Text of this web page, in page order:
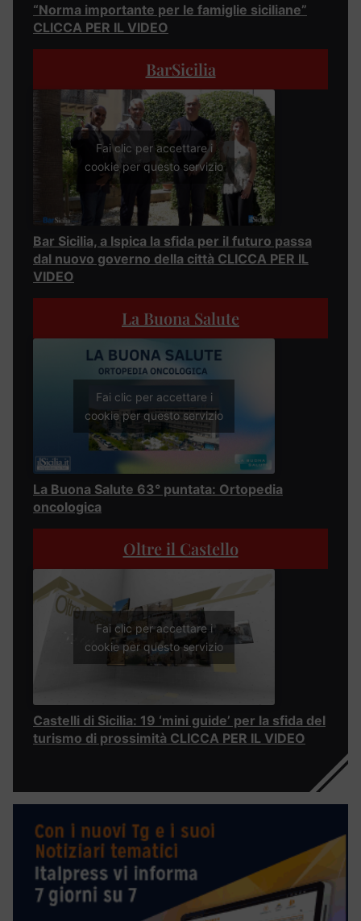
“Norma importante per le famiglie siciliane”
CLICCA PER IL VIDEO
BarSicilia
Fai clic per accettare i
cookie per questo servizio
Bar Sicilia, a Ispica la sfida per il futuro passa
dal nuovo governo della città CLICCA PER IL
VIDEO
La Buona Salute
Fai clic per accettare i
cookie per questo servizio
La Buona Salute 63° puntata: Ortopedia
oncologica
Oltre il Castello
Fai clic per accettare i
cookie per questo servizio
Castelli di Sicilia: 19 ‘mini guide’ per la sfida del
turismo di prossimità CLICCA PER IL VIDEO